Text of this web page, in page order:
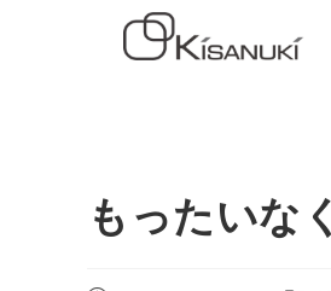
もったいな